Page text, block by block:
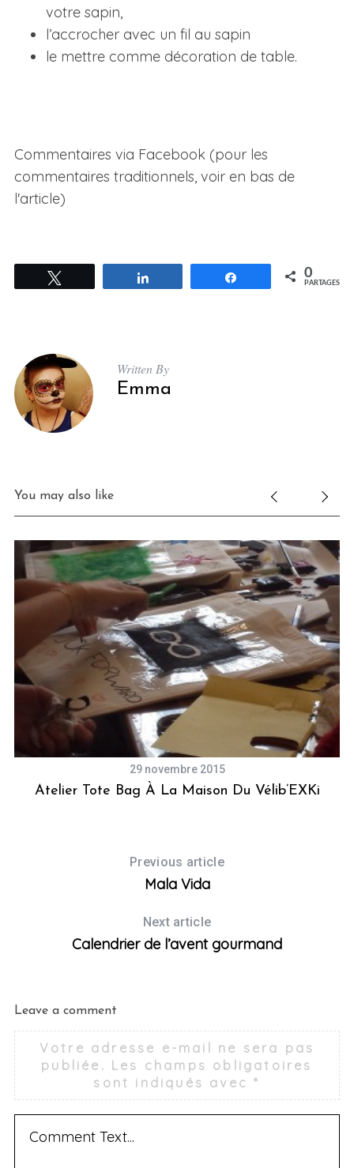
votre sapin,
l’accrocher avec un fil au sapin
le mettre comme décoration de table.
Commentaires via Facebook (pour les
commentaires traditionnels, voir en bas de
l'article)
Partagez 0
PARTAGES
Written By
Emma
You may also like
29 novembre 2015
Atelier Tote Bag À La Maison Du Vélib’EXKi
Previous article
Mala Vida
Next article
Calendrier de l’avent gourmand
Leave a comment
Votre adresse e-mail ne sera pas
publiée. Les champs obligatoires
sont indiqués avec*